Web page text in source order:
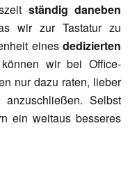
ständig daneben
wir zur Tastatur zu
eines dedizierten
wir bei Office-
nur dazu raten, lieber
anzuschließen. Selbst
ein weitaus besseres